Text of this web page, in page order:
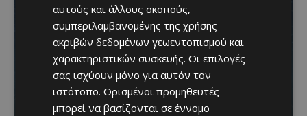
αυτούς και άλλους σκοπούς,
συμπεριλαμβανομένης της χρήσης
ακριβών δεδομένων γεωεντοπισμού και
χαρακτηριστικών συσκευής. Οι επιλογές
σας ισχύουν μόνο για αυτόν τον
ιστότοπο. Ορισμένοι προμηθευτές
μπορεί να βασίζονται σε έννομο